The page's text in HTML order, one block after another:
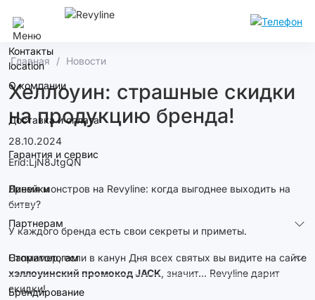
Контакты
О компании
Доставка и оплата
Гарантия и сервис
Линейки
Партнерам
Стоматологам
Брендирование
Главная Новости
Хеллоуин: страшные скидки
на продукцию бренда!
28.10.2024
Erid:LjN8JtgQN
Время монстров на Revyline: когда выгоднее выходить на
битву?
У каждого бренда есть свои секреты и приметы.
Например, если в канун Дня всех святых вы видите на сайте
хэллоуинский промокод JACK, значит... Revyline дарит
скидки!